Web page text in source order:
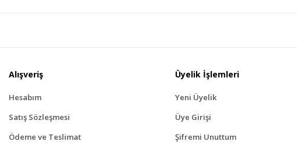
Alışveriş
Hesabım
Satış Sözleşmesi
Ödeme ve Teslimat
Üyelik İşlemleri
Yeni Üyelik
Üye Girişi
Şifremi Unuttum